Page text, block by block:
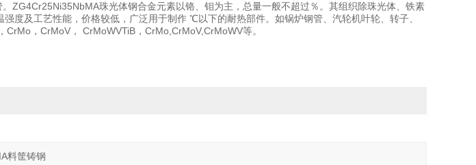
ZG4Cr25Ni35NbMA珠光体钢合金元素以铬、钼为主，总量一般不超过％。其组织除珠光体、铁素
度及工艺性能，价格较低，广泛用于制作 ℃以下的耐热部件。如锅炉钢管、汽轮机叶轮、转子、
，CrMoV， CrMoWVTiB，CrMo,CrMoV,CrMoWV等。